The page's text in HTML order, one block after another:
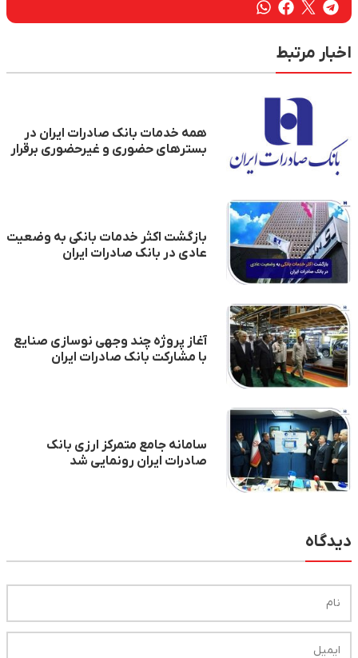
اخبار مرتبط
همه خدمات بانک صادرات ایران در
بسترهای حضوری و غیرحضوری برقرار
بازگشت اکثر خدمات بانکی به وضعیت
عادی در بانک صادرات ایران
آغاز پروژه چند وجهی نوسازی صنایع
با مشارکت بانک صادرات ایران
سامانه جامع متمرکز ارزی بانک
صادرات ایران رونمایی شد
دیدگاه